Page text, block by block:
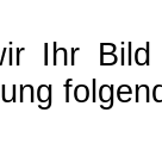
Ihr